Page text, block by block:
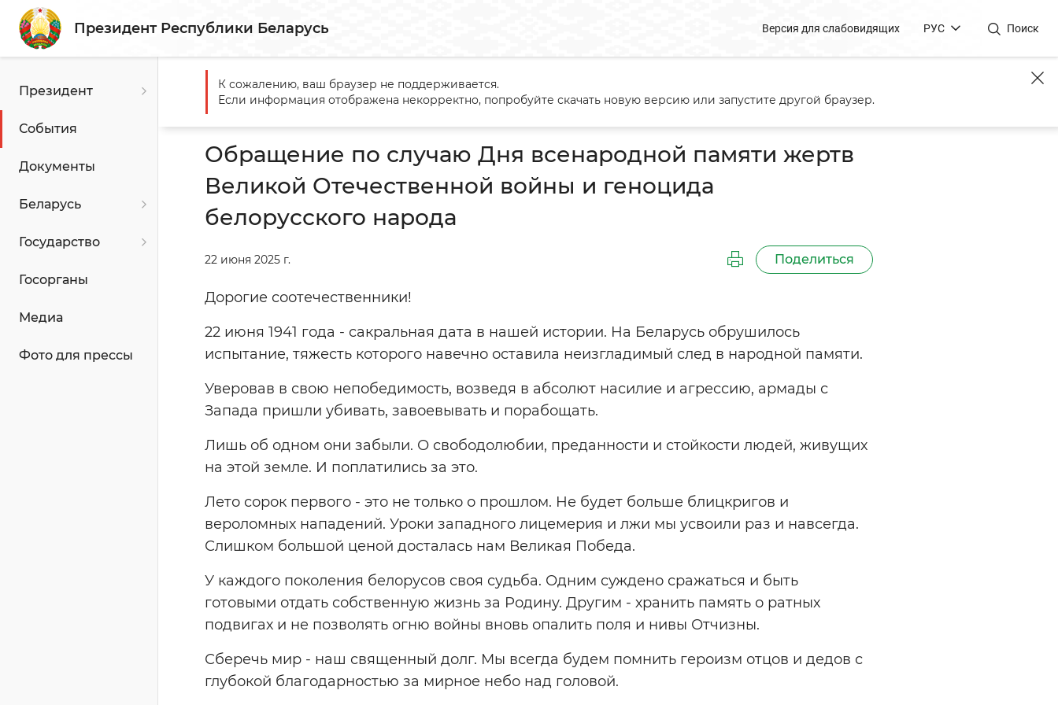
Президент Республики Беларусь Версия для слабовидящих РУС Поиск
Президент
События
Документы
Беларусь
Государство
Госорганы
Медиа
Фото для прессы
Главная События
Обращение по случаю Дня всенародной памяти жертв Великой Отечественной войны и геноцида
белорусского народа
Обращение по случаю Дня всенародной памяти жертв
Великой Отечественной войны и геноцида
белорусского народа
22 июня 2025 г. Поделиться
Дорогие соотечественники!
22 июня 1941 года - сакральная дата в нашей истории. На Беларусь обрушилось
испытание, тяжесть которого навечно оставила неизгладимый след в народной памяти.
Уверовав в свою непобедимость, возведя в абсолют насилие и агрессию, армады с
Запада пришли убивать, завоевывать и порабощать.
Лишь об одном они забыли. О свободолюбии, преданности и стойкости людей, живущих
на этой земле. И поплатились за это.
Лето сорок первого - это не только о прошлом. Не будет больше блицкригов и
вероломных нападений. Уроки западного лицемерия и лжи мы усвоили раз и навсегда.
Слишком большой ценой досталась нам Великая Победа.
У каждого поколения белорусов своя судьба. Одним суждено сражаться и быть
готовыми отдать собственную жизнь за Родину. Другим - хранить память о ратных
подвигах и не позволять огню войны вновь опалить поля и нивы Отчизны.
Сберечь мир - наш священный долг. Мы всегда будем помнить героизм отцов и дедов с
глубокой благодарностью за мирное небо над головой.
К сожалению, ваш браузер не поддерживается.
Если информация отображена некорректно, попробуйте скачать новую версию или запустите другой браузер.